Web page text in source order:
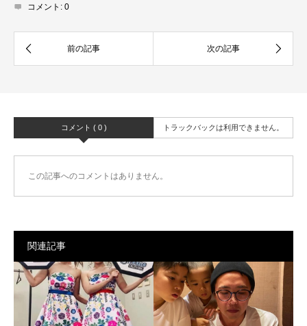
コメント: 0
コメント ( 0 ) トラックバックは利用できません。
この記事へのコメントはありません。
関連記事